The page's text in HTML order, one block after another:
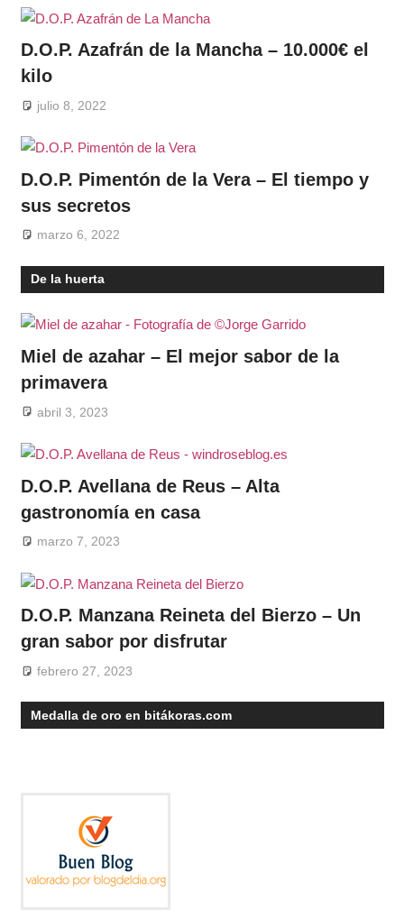
D.O.P. Azafrán de la Mancha – 10.000€ el
kilo
julio 8, 2022
D.O.P. Pimentón de la Vera – El tiempo y
sus secretos
marzo 6, 2022
De la huerta
Miel de azahar – El mejor sabor de la
primavera
abril 3, 2023
D.O.P. Avellana de Reus – Alta
gastronomía en casa
marzo 7, 2023
D.O.P. Manzana Reineta del Bierzo – Un
gran sabor por disfrutar
febrero 27, 2023
Medalla de oro en bitákoras.com